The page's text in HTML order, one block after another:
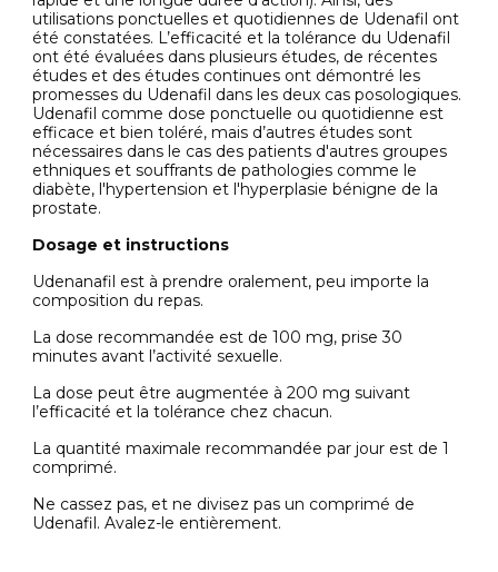
utilisations ponctuelles et quotidiennes de Udenafil ont
été constatées. L’efficacité et la tolérance du Udenafil
ont été évaluées dans plusieurs études, de récentes
études et des études continues ont démontré les
promesses du Udenafil dans les deux cas posologiques.
Udenafil comme dose ponctuelle ou quotidienne est
efficace et bien toléré, mais d’autres études sont
nécessaires dans le cas des patients d'autres groupes
ethniques et souffrants de pathologies comme le
diabète, l'hypertension et l'hyperplasie bénigne de la
prostate.
Dosage et instructions
Udenanafil est à prendre oralement, peu importe la
composition du repas.
La dose recommandée est de 100 mg, prise 30
minutes avant l’activité sexuelle.
La dose peut être augmentée à 200 mg suivant
l’efficacité et la tolérance chez chacun.
La quantité maximale recommandée par jour est de 1
comprimé.
Ne cassez pas, et ne divisez pas un comprimé de
Udenafil. Avalez-le entièrement.